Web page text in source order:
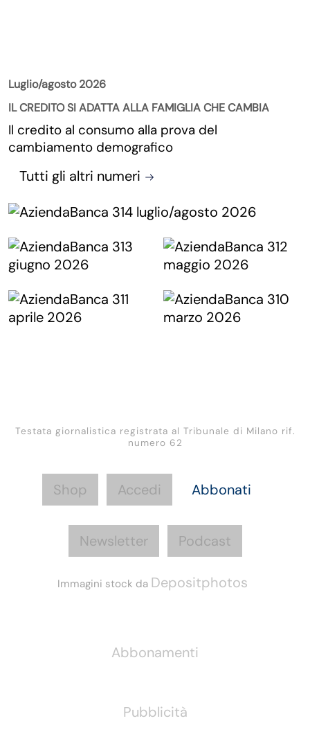
Luglio/agosto 2026
IL CREDITO SI ADATTA ALLA FAMIGLIA CHE CAMBIA
Il credito al consumo alla prova del
cambiamento demografico
Tutti gli altri numeri
Testata giornalistica registrata al Tribunale di Milano rif.
numero 62
Shop Accedi Abbonati
Newsletter Podcast
Immagini stock da Depositphotos
Abbonamenti
Pubblicità